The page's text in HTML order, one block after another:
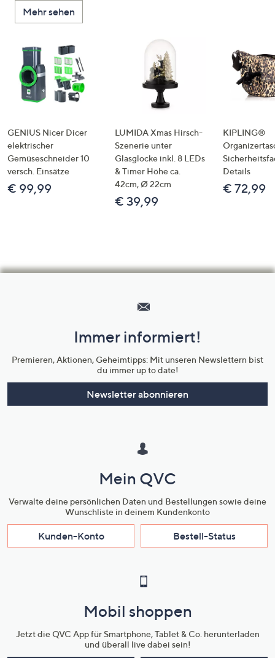
Mehr sehen
GENIUS Nicer Dicer
elektrischer
Gemüseschneider 10
versch. Einsätze
€ 99,99
LUMIDA Xmas Hirsch-
Szenerie unter
Glasglocke inkl. 8 LEDs
& Timer Höhe ca.
42cm, Ø 22cm
€ 39,99
KIPLING®
Details
€ 72,99
Unternehmensinformationen
Immer informiert!
Premieren, Aktionen, Geheimtipps: Mit unseren Newslettern bist
du immer up to date!
Newsletter abonnieren
Mein QVC
Verwalte deine persönlichen Daten und Bestellungen sowie deine
Wunschliste in deinem Kundenkonto
Kunden-Konto Bestell-Status
Mobil shoppen
Jetzt die QVC App für Smartphone, Tablet & Co. herunterladen
und überall live dabei sein!